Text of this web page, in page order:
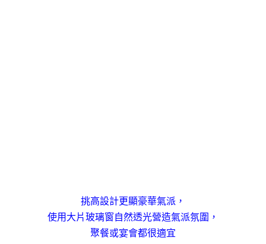
挑高設計更顯豪華氣派，
使用大片玻璃窗自然透光營造氣派氛圍，
聚餐或宴會都很適宜